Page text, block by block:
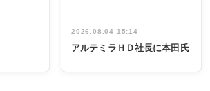
2026.08.04 15:14
アルテミラＨＤ社長に本田氏